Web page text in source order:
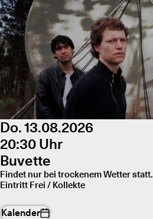
Do. 13.08.2026
20:30 Uhr
Buvette
Findet nur bei trockenem Wetter statt.
Eintritt Frei / Kollekte
Kalender